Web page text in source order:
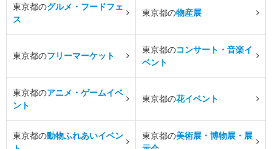
東京都のグルメ・フードフェ
ス
東京都の物産展
東京都のフリーマーケット
東京都のコンサート・音楽イ
ベント
東京都のアニメ・ゲームイベ
ント
東京都の花イベント
東京都の動物ふれあいイベン
東京都の美術展・博物展・展